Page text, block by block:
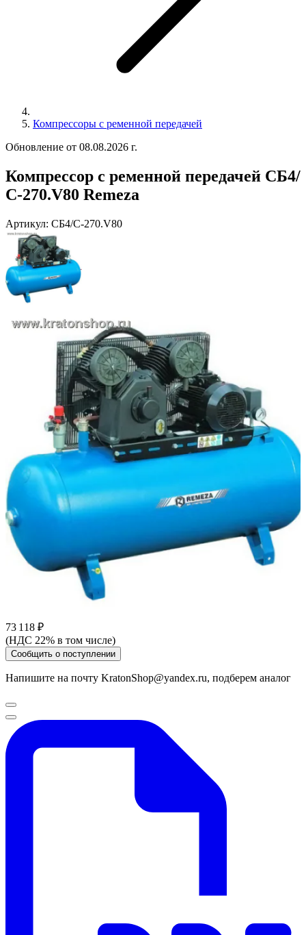
Компрессоры с ременной передачей
Обновление от 08.08.2026 г.
Компрессор с ременной передачей СБ4/
С-270.V80 Remeza
Артикул: СБ4/С-270.V80
73 118 ₽
(НДС 22% в том числе)
Сообщить о поступлении
Напишите на почту KratonShop@yandex.ru, подберем аналог